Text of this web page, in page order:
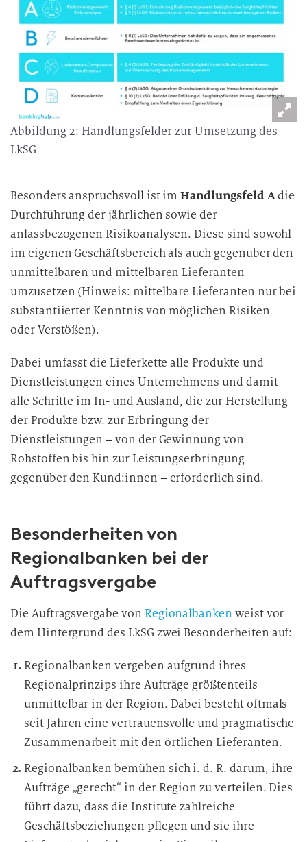
Abbildung 2: Handlungsfelder zur Umsetzung des
LkSG
Besonders anspruchsvoll ist imHandlungsfeld Adie
Durchführung der jährlichen sowie der
anlassbezogenen Risikoanalysen. Diese sind sowohl
im eigenen Geschäftsbereich als auch gegenüber den
unmittelbaren und mittelbaren Lieferanten
umzusetzen (Hinweis: mittelbare Lieferanten nur bei
substantiierter Kenntnis von möglichen Risiken
oder Verstößen).
Dabei umfasst die Lieferkette alle Produkte und
Dienstleistungen eines Unternehmens und damit
alle Schritte im In- und Ausland, die zur Herstellung
der Produkte bzw. zur Erbringung der
Dienstleistungen – von der Gewinnung von
Rohstoffen bis hin zur Leistungserbringung
gegenüber den Kund:innen – erforderlich sind.
Besonderheiten von
Regionalbanken bei der
Auftragsvergabe
Die Auftragsvergabe von Regionalbanken weist vor
dem Hintergrund des LkSG zwei Besonderheiten auf:
Regionalbanken vergeben aufgrund ihres
Regionalprinzips ihre Aufträge größtenteils
unmittelbar in der Region. Dabei besteht oftmals
seit Jahren eine vertrauensvolle und pragmatische
Zusammenarbeit mit den örtlichen Lieferanten.
Regionalbanken bemühen sich i. d. R. darum, ihre
Aufträge „gerecht“ in der Region zu verteilen. Dies
führt dazu, dass die Institute zahlreiche
Geschäftsbeziehungen pflegen und sie ihre